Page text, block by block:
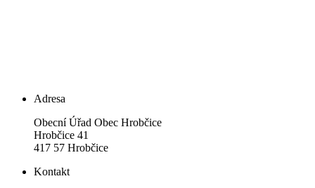
Adresa
Obecní Úřad Obec Hrobčice
Hrobčice 41
417 57 Hrobčice
Kontakt